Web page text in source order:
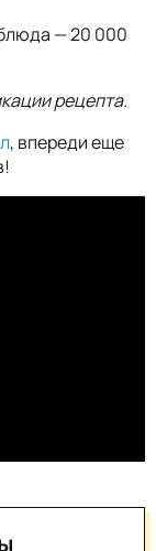
— 20 000
рецепта.
, впереди еще